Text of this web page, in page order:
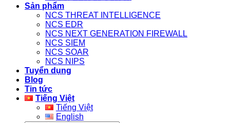
Sản phẩm
NCS THREAT INTELLIGENCE
NCS EDR
NCS NEXT GENERATION FIREWALL
NCS SIEM
NCS SOAR
NCS NIPS
Tuyển dụng
Blog
Tin tức
Tiếng Việt
Tiếng Việt
English